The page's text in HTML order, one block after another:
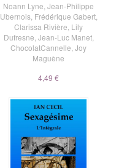
Noann Lyne,Jean-Philippe
Ubernois, Frédérique Gabert,
Clarissa Rivière, Lily
Dufresne,Jean-Luc Manet,
ChocolatCannelle,Joy
Maguène
4,49 €